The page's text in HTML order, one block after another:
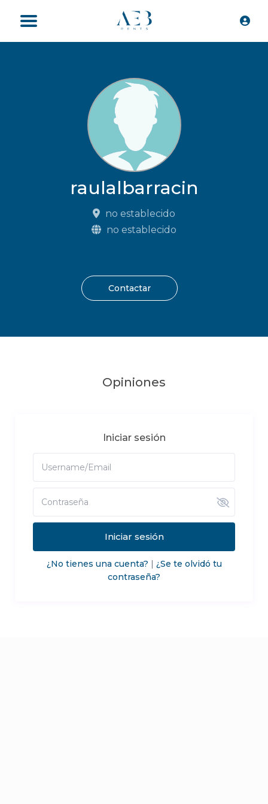
raulalbarracin
no establecido
no establecido
Contactar
Opiniones
Iniciar sesión
Iniciar sesión
¿No tienes una cuenta? | ¿Se te olvidó tu
contraseña?